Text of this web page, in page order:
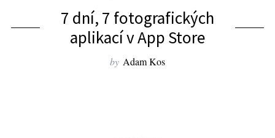
7 dní, 7 fotografických
aplikací v App Store
by Adam Kos